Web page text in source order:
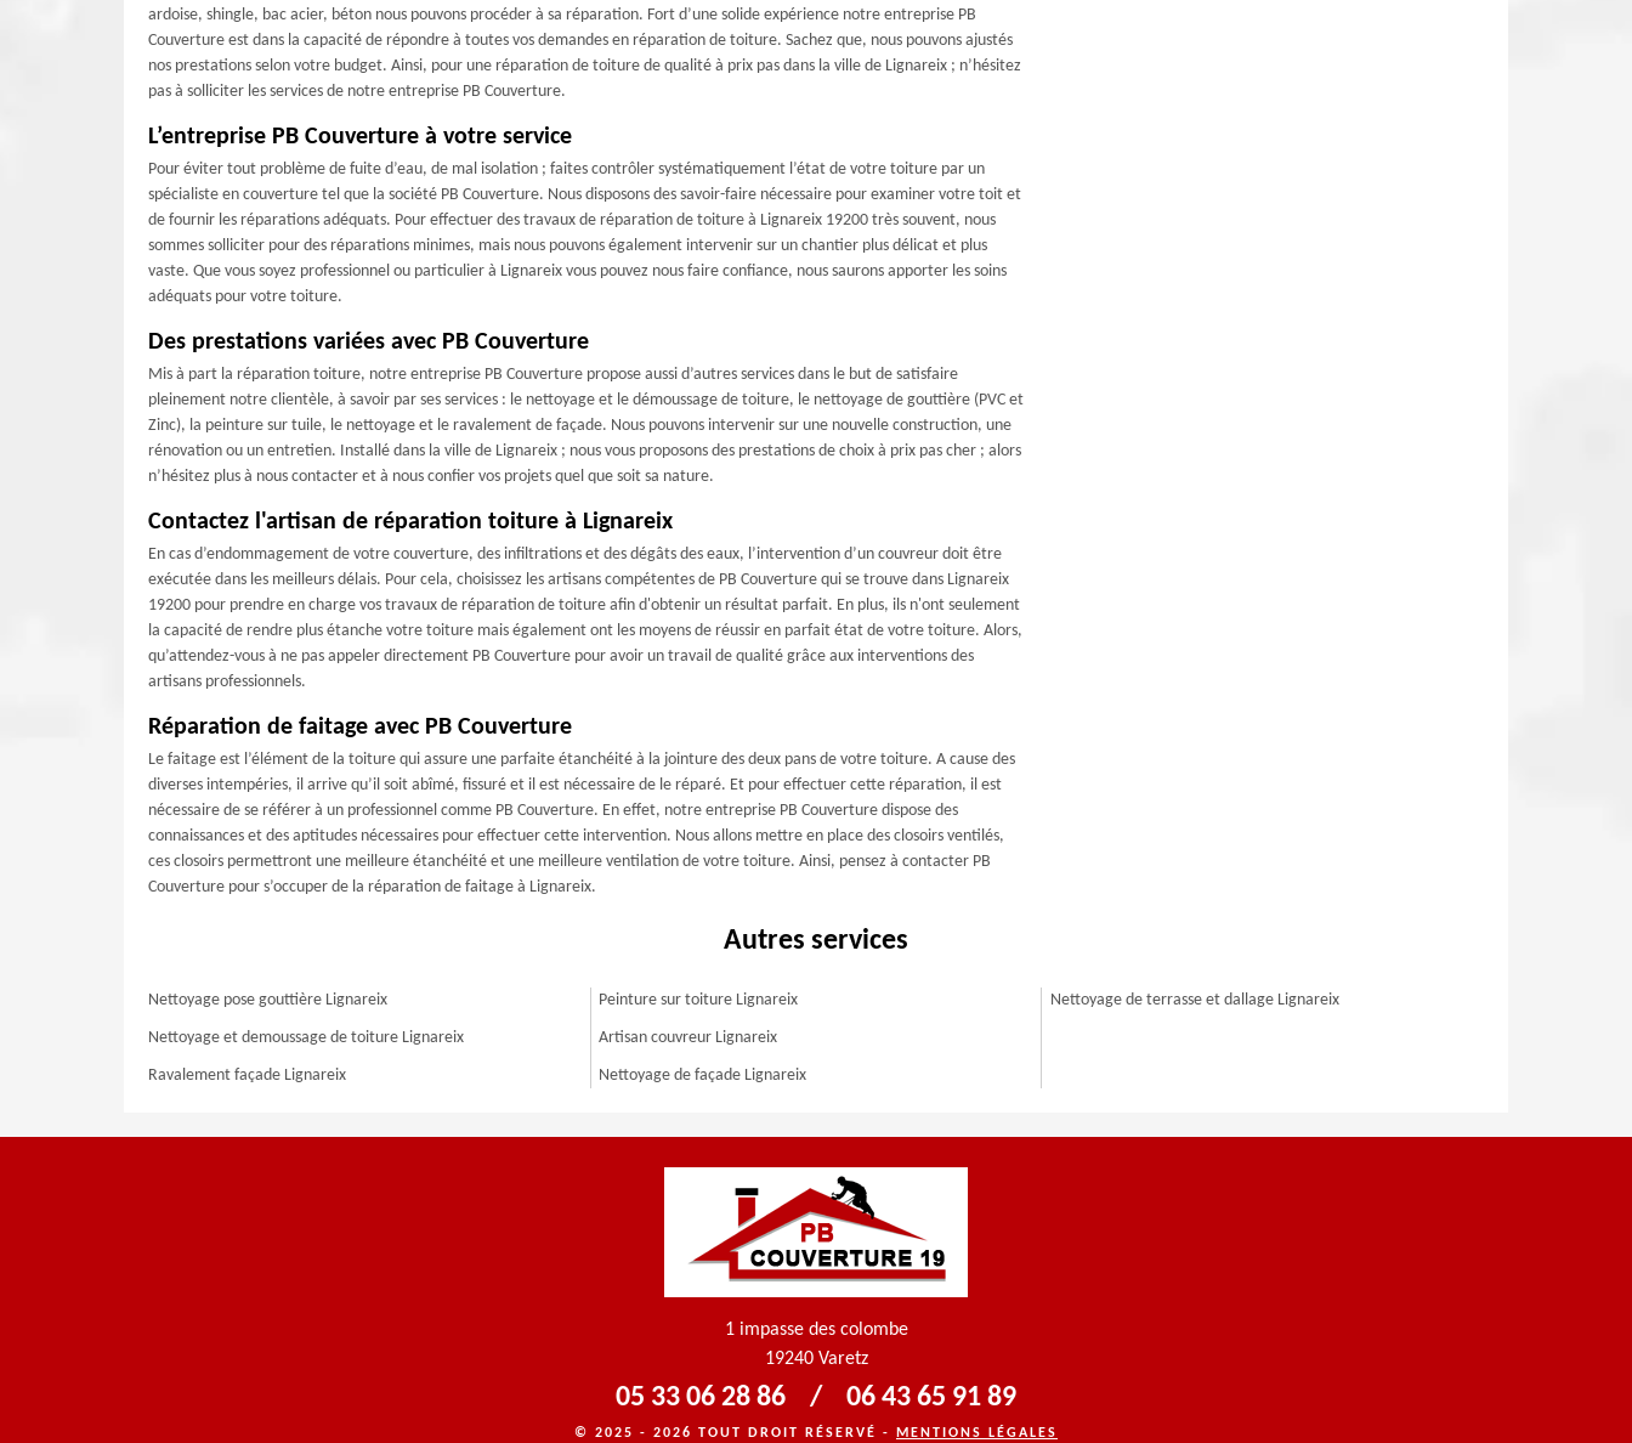
ardoise, shingle, bac acier, béton nous pouvons procéder à sa réparation. Fort d’une solide expérience notre entreprise PB
Couverture est dans la capacité de répondre à toutes vos demandes en réparation de toiture. Sachez que, nous pouvons ajustés
nos prestations selon votre budget. Ainsi, pour une réparation de toiture de qualité à prix pas dans la ville de Lignareix ; n’hésitez
pas à solliciter les services de notre entreprise PB Couverture.
L’entreprise PB Couverture à votre service
Pour éviter tout problème de fuite d’eau, de mal isolation ; faites contrôler systématiquement l’état de votre toiture par un
spécialiste en couverture tel que la société PB Couverture. Nous disposons des savoir-faire nécessaire pour examiner votre toit et
de fournir les réparations adéquats. Pour effectuer des travaux de réparation de toiture à Lignareix 19200 très souvent, nous
sommes solliciter pour des réparations minimes, mais nous pouvons également intervenir sur un chantier plus délicat et plus
vaste. Que vous soyez professionnel ou particulier à Lignareix vous pouvez nous faire confiance, nous saurons apporter les soins
adéquats pour votre toiture.
Des prestations variées avec PB Couverture
Mis à part la réparation toiture, notre entreprise PB Couverture propose aussi d’autres services dans le but de satisfaire
pleinement notre clientèle, à savoir par ses services : le nettoyage et le démoussage de toiture, le nettoyage de gouttière (PVC et
Zinc), la peinture sur tuile, le nettoyage et le ravalement de façade. Nous pouvons intervenir sur une nouvelle construction, une
rénovation ou un entretien. Installé dans la ville de Lignareix ; nous vous proposons des prestations de choix à prix pas cher ; alors
n’hésitez plus à nous contacter et à nous confier vos projets quel que soit sa nature.
Contactez l'artisan de réparation toiture à Lignareix
En cas d’endommagement de votre couverture, des infiltrations et des dégâts des eaux, l’intervention d’un couvreur doit être
exécutée dans les meilleurs délais. Pour cela, choisissez les artisans compétentes de PB Couverture qui se trouve dans Lignareix
19200 pour prendre en charge vos travaux de réparation de toiture afin d'obtenir un résultat parfait. En plus, ils n'ont seulement
la capacité de rendre plus étanche votre toiture mais également ont les moyens de réussir en parfait état de votre toiture. Alors,
qu’attendez-vous à ne pas appeler directement PB Couverture pour avoir un travail de qualité grâce aux interventions des
artisans professionnels.
Réparation de faitage avec PB Couverture
Le faitage est l’élément de la toiture qui assure une parfaite étanchéité à la jointure des deux pans de votre toiture. A cause des
diverses intempéries, il arrive qu’il soit abîmé, fissuré et il est nécessaire de le réparé. Et pour effectuer cette réparation, il est
nécessaire de se référer à un professionnel comme PB Couverture. En effet, notre entreprise PB Couverture dispose des
connaissances et des aptitudes nécessaires pour effectuer cette intervention. Nous allons mettre en place des closoirs ventilés,
ces closoirs permettront une meilleure étanchéité et une meilleure ventilation de votre toiture. Ainsi, pensez à contacter PB
Couverture pour s’occuper de la réparation de faitage à Lignareix.
Autres services
Nettoyage pose gouttière Lignareix
Nettoyage et demoussage de toiture Lignareix
Ravalement façade Lignareix
Peinture sur toiture Lignareix
Artisan couvreur Lignareix
Nettoyage de façade Lignareix
Nettoyage de terrasse et dallage Lignareix
1 impasse des colombe
19240 Varetz
05 33 06 28 86 / 06 43 65 91 89
© 2025 - 2026 TOUT DROIT RÉSERVÉ - MENTIONS LÉGALES